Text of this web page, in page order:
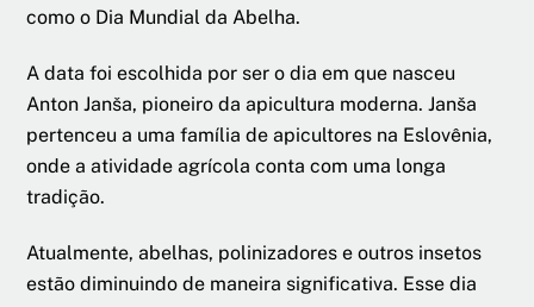
como o Dia Mundial da Abelha.
A data foi escolhida por ser o dia em que nasceu
Anton Janša, pioneiro da apicultura moderna. Janša
pertenceu a uma família de apicultores na Eslovênia,
onde a atividade agrícola conta com uma longa
tradição.
Atualmente, abelhas, polinizadores e outros insetos
estão diminuindo de maneira significativa. Esse dia